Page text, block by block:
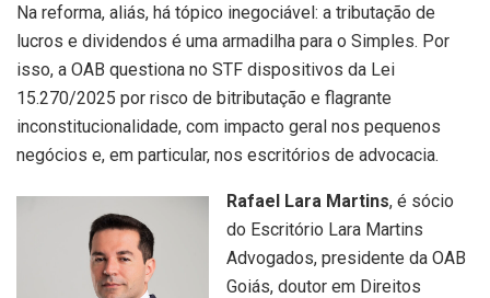
Na reforma, aliás, há tópico inegociável: a tributação de
lucros e dividendos é uma armadilha para o Simples. Por
isso, a OAB questiona no STF dispositivos da Lei
15.270/2025 por risco de bitributação e flagrante
inconstitucionalidade, com impacto geral nos pequenos
negócios e, em particular, nos escritórios de advocacia.
Rafael Lara Martins, é sócio
do Escritório Lara Martins
Advogados, presidente da OAB
Goiás, doutor em Direitos